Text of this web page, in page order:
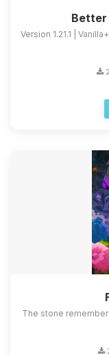
Better
Version 1.21.1 |
The stone